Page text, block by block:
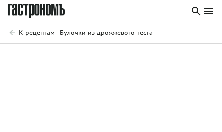
К рецептам - Булочки из дрожжевого теста